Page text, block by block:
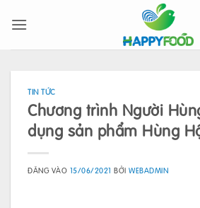
qua
TIN TỨC
Chương trình Người
dụng sản phẩm Hùng
ĐĂNG VÀO 15/06/2021 BỞIWEBADMIN